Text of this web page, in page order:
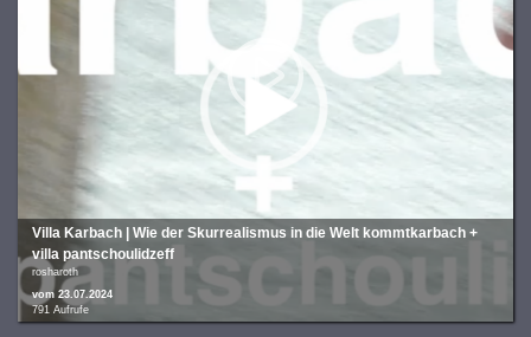
Villa Karbach | Wie der Skurrealismus in die Welt kommtkarbach +
villa pantschoulid­zeff
rosharoth
vom 23.07.2024
791 Aufrufe